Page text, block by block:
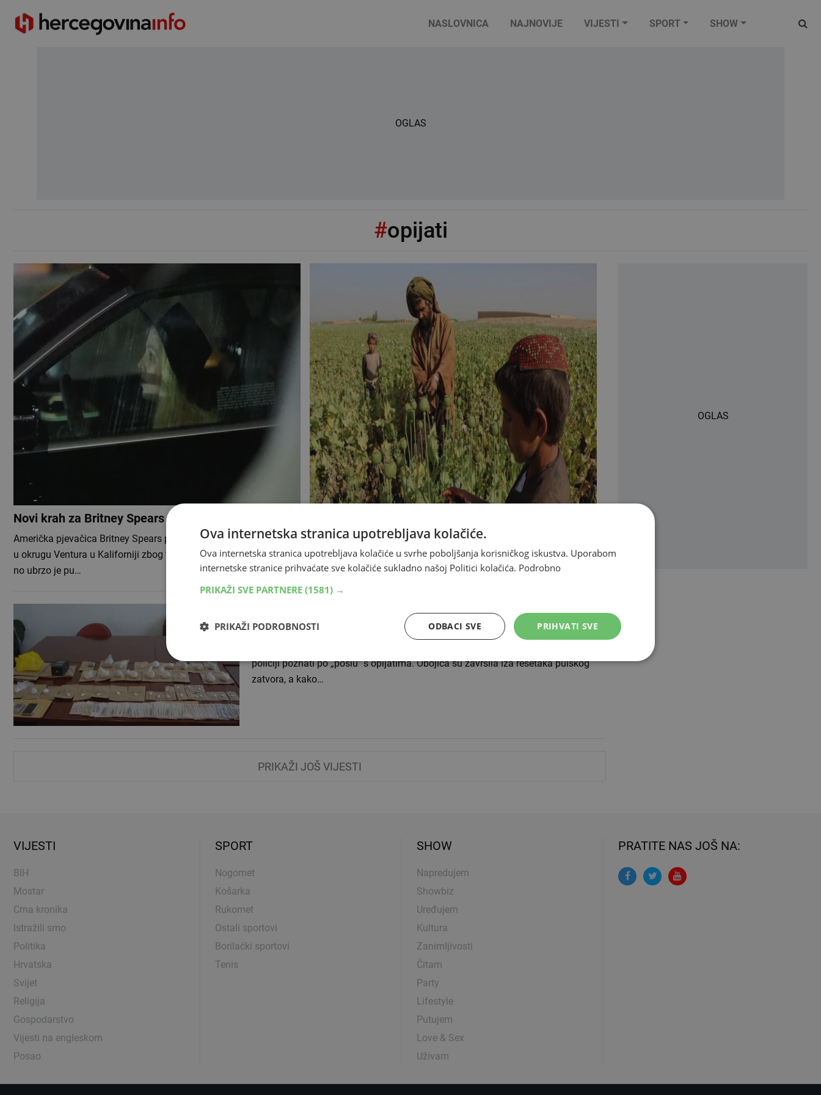
NASLOVNICA NAJNOVIJE VIJESTI SPORT SHOW
OGLAS
#opijati
Novi krah za Britney Spears
Američka pjevačica Britney Spears privedena je u srijedu, 4. ožujka,
u okrugu Ventura u Kaliforniji zbog vožnje pod utjecajem opijata,
no ubrzo je pu…
Nema osobe koja tamo nije probala drogu, a rijetko tko se izborio s
ovisnošću. Ipak, sada je više od miliojun od ukupno 35 milijuna…
Dvojica iz Pule 'pala' s 2 kg heroina
13.05.2016 22:32
policiji poznati po „poslu" s opijatima. Obojica su završila iza rešetaka pulskog
zatvora, a kako…
PRIKAŽI JOŠ VIJESTI
OGLAS
VIJESTI
BIH
Mostar
Crna kronika
Istražili smo
Politika
Hrvatska
Svijet
Religija
Gospodarstvo
Vijesti na engleskom
Posao
SPORT
Nogomet
Košarka
Rukomet
Ostali sportovi
Borilački sportovi
Tenis
SHOW
Napredujem
Showbiz
Uređujem
Kultura
Zanimljivosti
Čitam
Party
Lifestyle
Putujem
Love & Sex
Uživam
PRATITE NAS JOŠ NA:
Ova internetska stranica upotrebljava kolačiće.
Ova internetska stranica upotrebljava kolačiće u svrhe poboljšanja korisničkog iskustva. Uporabom
internetske stranice prihvaćate sve kolačiće sukladno našoj Politici kolačića. Podrobno
PRIKAŽI SVE PARTNERE (1581) →
PRIHVATI SVE
ODBACI SVE
PRIKAŽI PODROBNOSTI